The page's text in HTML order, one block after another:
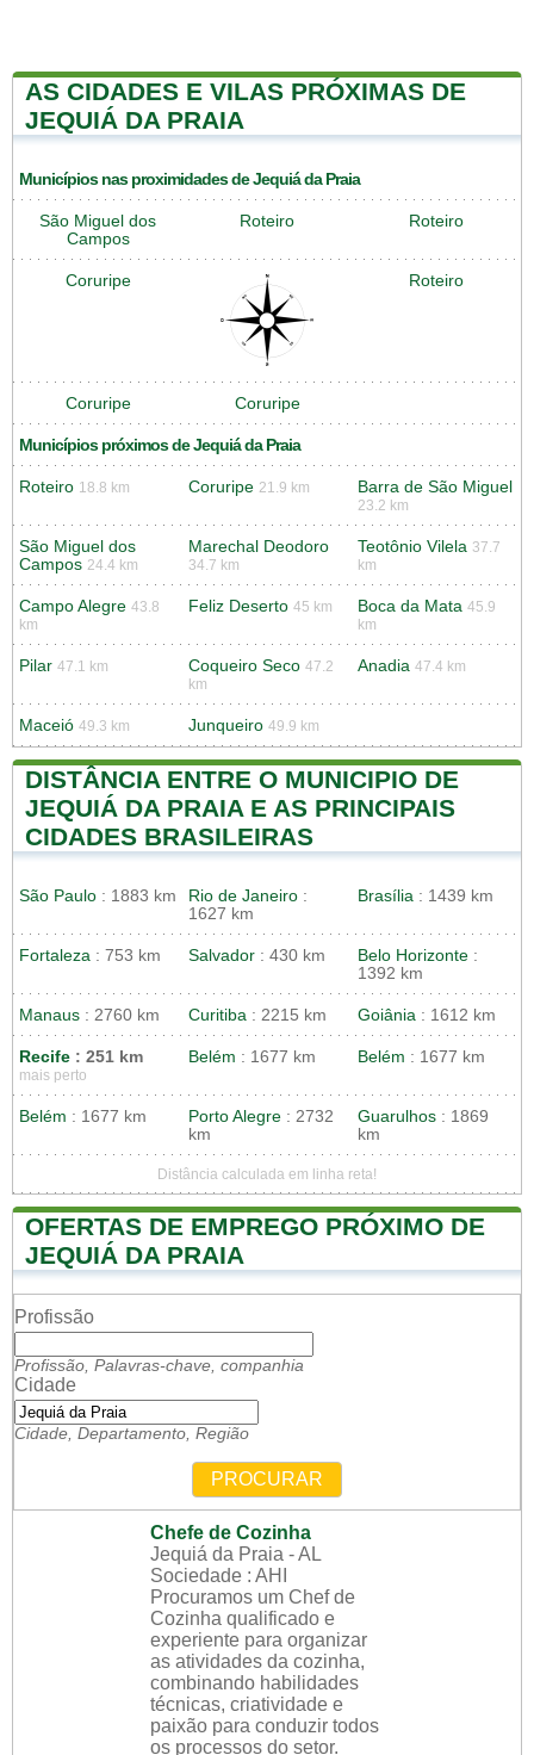
AS CIDADES E VILAS PRÓXIMAS DE
JEQUIÁ DA PRAIA
Municípios nas proximidades de Jequiá da Praia
São Miguel dos
Campos
Roteiro Roteiro
Coruripe Roteiro
Coruripe Coruripe
Municípios próximos de Jequiá da Praia
Roteiro 18.8 km Coruripe 21.9 km Barra de São Miguel
23.2 km
São Miguel dos
Campos 24.4 km
Marechal Deodoro
34.7 km
Teotônio Vilela 37.7
km
Campo Alegre 43.8
km
Feliz Deserto 45 km Boca da Mata 45.9
km
Pilar 47.1 km Coqueiro Seco 47.2
km
Anadia 47.4 km
Maceió 49.3 km Junqueiro 49.9 km
DISTÂNCIA ENTRE O MUNICIPIO DE
JEQUIÁ DA PRAIA E AS PRINCIPAIS
CIDADES BRASILEIRAS
São Paulo : 1883 km Rio de Janeiro :
1627 km
Brasília : 1439 km
Fortaleza : 753 km Salvador : 430 km Belo Horizonte :
1392 km
Manaus : 2760 km Curitiba : 2215 km Goiânia : 1612 km
Recife : 251 km
mais perto
Belém : 1677 km Belém : 1677 km
Belém : 1677 km Porto Alegre : 2732
km
Guarulhos : 1869
km
Distância calculada em linha reta!
OFERTAS DE EMPREGO PRÓXIMO DE
JEQUIÁ DA PRAIA
Profissão
Profissão, Palavras-chave, companhia
Cidade
Cidade, Departamento, Região
PROCURAR
Chefe de Cozinha
Jequiá da Praia - AL
Sociedade : AHI
Procuramos um Chef de
Cozinha qualificado e
experiente para organizar
as atividades da cozinha,
combinando habilidades
técnicas, criatividade e
paixão para conduzir todos
os processos do setor.